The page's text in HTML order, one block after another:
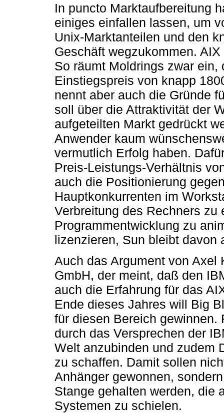
In puncto Marktaufbereitung
einiges einfallen lassen, um
Unix-Marktanteilen und den
Geschäft wegzukommen.
So räumt Moldrings zwar
Einstiegspreis von knapp
nennt aber auch die Gründe
soll über die Attraktivität der
aufgeteilten Markt gedrückt
Anwender kaum
vermutlich Erfolg haben.
Preis-Leistungs-Verhältnis
auch die Positionierung
Hauptkonkurrenten im
Verbreitung des Rechners zu
Programmentwicklung zu
lizenzieren, Sun bleibt davon
Auch das Argument von Axel
GmbH, der meint, daß den
auch die Erfahrung für das
Ende dieses Jahres will Big
für diesen Bereich gewinnen.
durch das Versprechen der
Welt anzubinden und zudem
zu schaffen. Damit sollen
Anhänger gewonnen,
Stange gehalten werden, die
Systemen zu schielen.